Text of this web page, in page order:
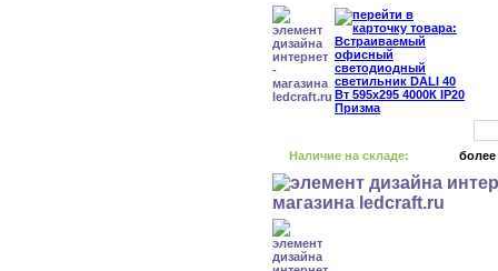
Наличие на складе: более